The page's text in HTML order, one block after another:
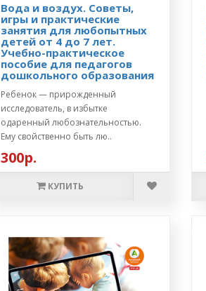
Вода и воздух. Советы,
игры и практические
занятия для любопытных
детей от 4 до 7 лет.
Учебно-практическое
пособие для педагогов
дошкольного образования
Ребенок — прирожденный
исследователь, в избытке
одаренный любознательностью.
Ему свойственно быть лю..
300р.
КУПИТЬ